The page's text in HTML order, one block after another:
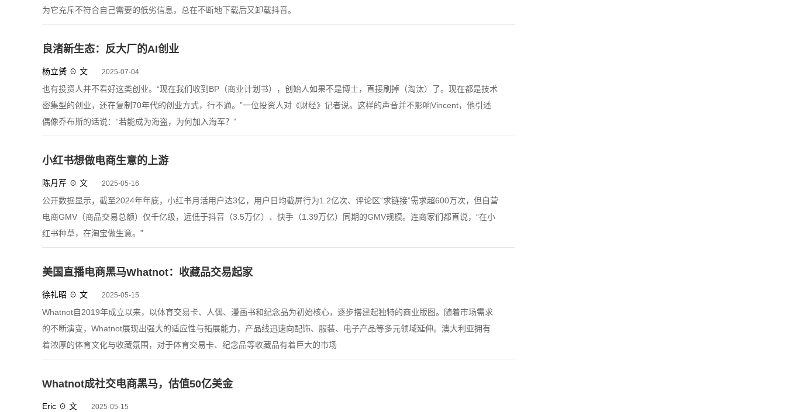
为它充斥不符合自己需要的低劣信息，总在不断地下载后又卸载抖音。
良渚新生态：反大厂的AI创业
杨立赟 ☉ 文 2025-07-04
也有投资人并不看好这类创业。“现在我们收到BP（商业计划书），创始人如果不是博士，直接刷掉（淘汰）了。现在都是技术
密集型的创业，还在复制70年代的创业方式，行不通。”一位投资人对《财经》记者说。这样的声音并不影响Vincent，他引述
偶像乔布斯的话说：“若能成为海盗，为何加入海军？”
小红书想做电商生意的上游
陈月芹 ☉ 文 2025-05-16
公开数据显示，截至2024年年底，小红书月活用户达3亿，用户日均截屏行为1.2亿次、评论区“求链接”需求超600万次，但自营
电商GMV（商品交易总额）仅千亿级，远低于抖音（3.5万亿）、快手（1.39万亿）同期的GMV规模。连商家们都直说，“在小
红书种草，在淘宝做生意。”
美国直播电商黑马Whatnot：收藏品交易起家
徐礼昭 ☉ 文 2025-05-15
Whatnot自2019年成立以来，以体育交易卡、人偶、漫画书和纪念品为初始核心，逐步搭建起独特的商业版图。随着市场需求
的不断演变，Whatnot展现出强大的适应性与拓展能力，产品线迅速向配饰、服装、电子产品等多元领域延伸。澳大利亚拥有
着浓厚的体育文化与收藏氛围，对于体育交易卡、纪念品等收藏品有着巨大的市场
Whatnot成社交电商黑马，估值50亿美金
Eric ☉ 文 2025-05-15